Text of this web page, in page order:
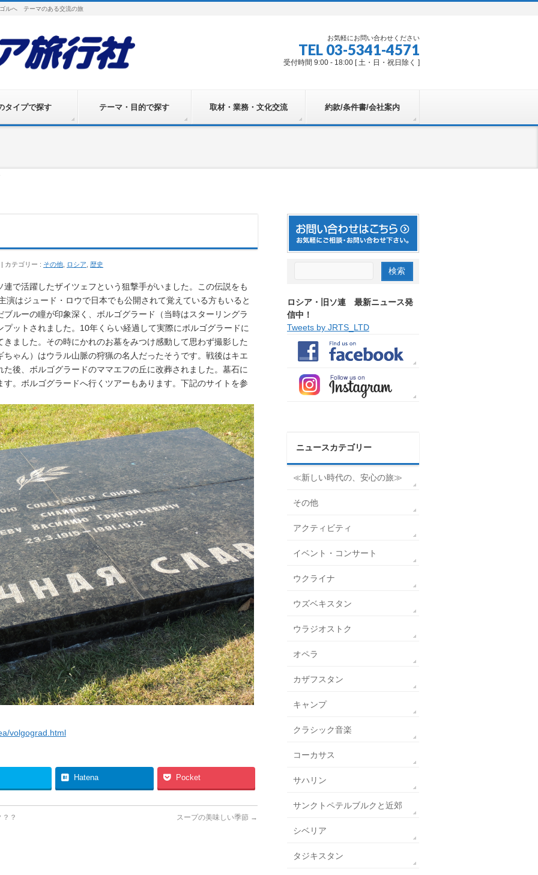
ルへ テーマのある交流の旅
お気軽にお問い合わせください
TEL 03-5341-4571
受付時間 9:00 - 18:00 [ 土・日・祝日除く ]
タイプで探す テーマ・目的で探す 取材・業務・文化交流 約款/条件書/会社案内
カテゴリー : その他 ロシア 歴史
で活躍したザイツェフという狙撃手がいました。この伝説をも
演はジュード・ロウで日本でも公開されて覚えている方もいると
ルーの瞳が印象深く、ボルゴグラード（当時はスターリングラ
ットされました。10年くらい経過して実際にボルゴグラードに
ました。その時にかれのお墓をみつけ感動して思わず撮影した
ちゃん）はウラル山脈の狩猟の名人だったそうです。戦後はキエ
後、ボルゴグラードのママエフの丘に改葬されました。墓石に
。ボルゴグラードへ行くツアーもあります。下記のサイトを参
volgograd.html
Hatena Pocket
？ スープの美味しい季節 →
ロシア・旧ソ連 最新ニュース発
信中！
Tweets by JRTS_LTD
ニュースカテゴリー
≪新しい時代の、安心の旅≫
その他
アクティビティ
イベント・コンサート
ウクライナ
ウズベキスタン
ウラジオストク
オペラ
カザフスタン
キャンプ
クラシック音楽
コーカサス
サハリン
サンクトペテルブルクと近郊
シベリア
タジキスタン